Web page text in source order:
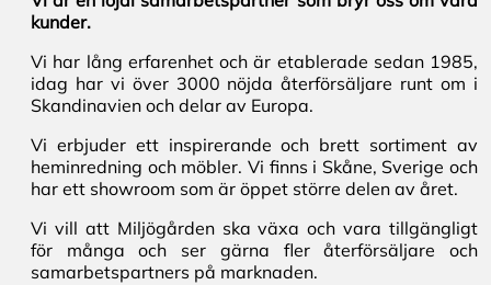
kunder.
Vi har lång erfarenhet och är etablerade sedan 1985,
idag har vi över 3000 nöjda återförsäljare runt om i
Skandinavien och delar av Europa.
Vi erbjuder ett inspirerande och brett sortiment av
heminredning och möbler. Vi finns i Skåne, Sverige och
har ett showroom som är öppet större delen av året.
Vi vill att Miljögården ska växa och vara tillgängligt
för många och ser gärna fler återförsäljare och
samarbetspartners på marknaden.